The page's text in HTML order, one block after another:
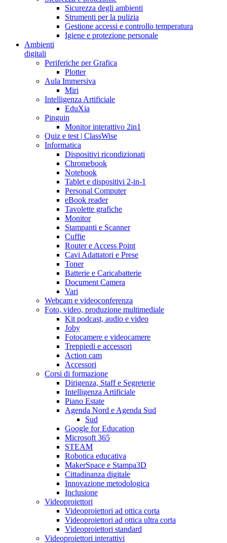
Sicurezza degli ambienti
Strumenti per la pulizia
Gestione accessi e controllo temperatura
Igiene e protezione personale
Ambienti
digitali
Periferiche per Grafica
Plotter
Aula Immersiva
Miri
Intelligenza Artificiale
EduXia
Pinguin
Monitor interattivo 2in1
Quiz e test | ClassWise
Informatica
Dispositivi ricondizionati
Chromebook
Notebook
Tablet e dispositivi 2-in-1
Personal Computer
eBook reader
Tavolette grafiche
Monitor
Stampanti e Scanner
Cuffie
Router e Access Point
Cavi Adattatori e Prese
Toner
Batterie e Caricabatterie
Document Camera
Vari
Webcam e videoconferenza
Foto, video, produzione multimediale
Kit podcast, audio e video
Joby
Fotocamere e videocamere
Treppiedi e accessori
Action cam
Accessori
Corsi di formazione
Dirigenza, Staff e Segreterie
Intelligenza Artificiale
Piano Estate
Agenda Nord e Agenda Sud
Sud
Google for Education
Microsoft 365
STEAM
Robotica educativa
MakerSpace e Stampa3D
Cittadinanza digitale
Innovazione metodologica
Inclusione
Videoproiettori
Videoproiettori ad ottica corta
Videoproiettori ad ottica ultra corta
Videoproiettori standard
Videoproiettori interattivi